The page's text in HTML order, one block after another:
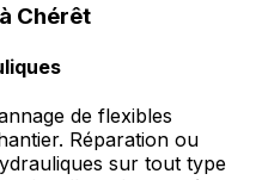
Chérêt
de flexibles
Réparation ou
sur tout type